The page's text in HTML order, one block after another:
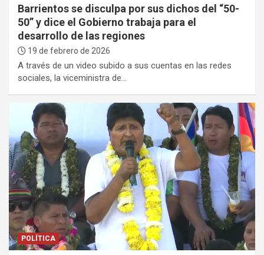
Barrientos se disculpa por sus dichos del “50-
50” y dice el Gobierno trabaja para el
desarrollo de las regiones
19 de febrero de 2026
A través de un video subido a sus cuentas en las redes
sociales, la viceministra de…
POLÍTICA